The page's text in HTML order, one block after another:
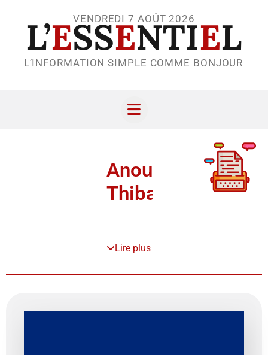
VENDREDI 7 AOÛT 2026
L’ESSENTIEL
L’INFORMATION SIMPLE COMME BONJOUR
Anouck
Thibaut
Lire plus